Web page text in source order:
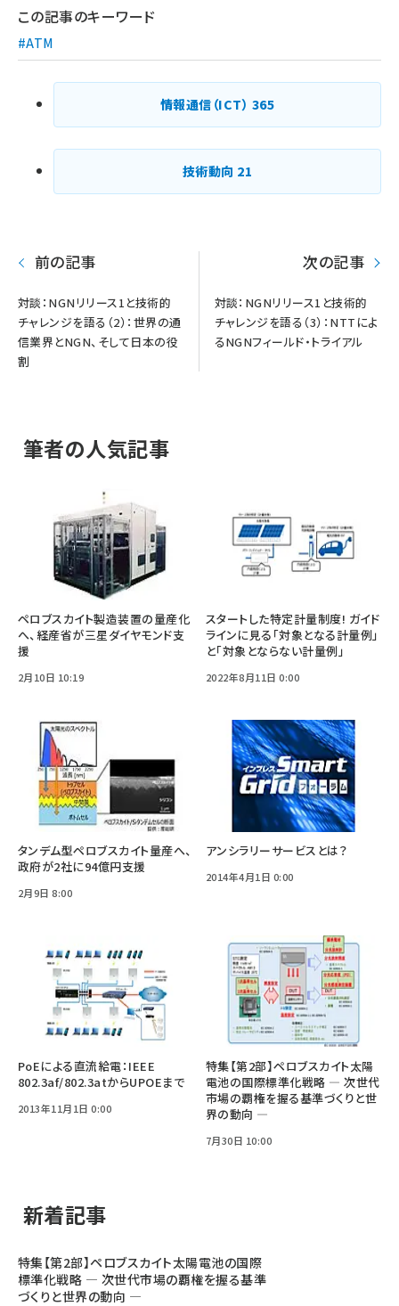
この記事のキーワード
#ATM
情報通信（ICT） 365
技術動向 21
前の記事
対談：NGNリリース1と技術的
チャレンジを語る（2）：世界の通
信業界とNGN、そして日本の役
割
次の記事
対談：NGNリリース1と技術的
チャレンジを語る（3）：NTTによ
るNGNフィールド・トライアル
筆者の人気記事
ペロブスカイト製造装置の量産化
へ、経産省が三星ダイヤモンド支
援
2月10日 10:19
スタートした特定計量制度! ガイド
ラインに見る「対象となる計量例」
と「対象とならない計量例」
2022年8月11日 0:00
タンデム型ペロブスカイト量産へ、
政府が2社に94億円支援
2月9日 8:00
アンシラリーサービスとは？
2014年4月1日 0:00
PoEによる直流給電：IEEE
802.3af/802.3atからUPOEまで
2013年11月1日 0:00
特集【第2部】ペロブスカイト太陽
電池の国際標準化戦略 ― 次世代
市場の覇権を握る基準づくりと世
界の動向 ―
7月30日 10:00
新着記事
特集【第2部】ペロブスカイト太陽電池の国際
標準化戦略 ― 次世代市場の覇権を握る基準
づくりと世界の動向 ―